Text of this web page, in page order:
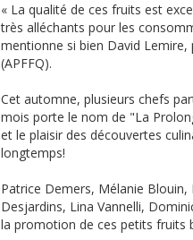
« La qualité de ces fruits est
très alléchants pour les
mentionne si bien David
(APFFQ).
Cet automne, plusieurs chefs
mois porte le nom de "La
et le plaisir des découvertes
longtemps!
Patrice Demers, Mélanie
Desjardins, Lina Vannelli,
la promotion de ces petits fruits